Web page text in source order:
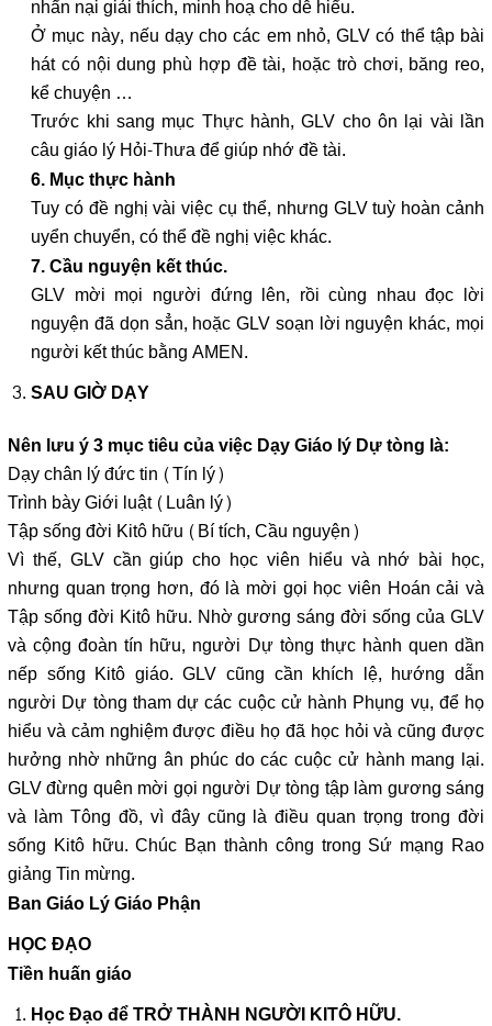
nhẩn nại giải thích, minh hoạ cho dễ hiểu.
Ở mục này, nếu dạy cho các em nhỏ, GLV có thể tập bài
hát có nội dung phù hợp đề tài, hoặc trò chơi, băng reo,
kể chuyện …
Trước khi sang mục Thực hành, GLV cho ôn lại vài lần
câu giáo lý Hỏi-Thưa để giúp nhớ đề tài.
6. Mục thực hành
Tuy có đề nghị vài việc cụ thể, nhưng GLV tuỳ hoàn cảnh
uyển chuyển, có thể đề nghị việc khác.
7. Cầu nguyện kết thúc.
GLV mời mọi người đứng lên, rồi cùng nhau đọc lời
nguyện đã dọn sẳn, hoặc GLV soạn lời nguyện khác, mọi
người kết thúc bằng AMEN.
SAU GIỜ DẠY
Nên lưu ý 3 mục tiêu của việc Dạy Giáo lý Dự tòng là:
Dạy chân lý đức tin (Tín lý)
Trình bày Giới luật (Luân lý)
Tập sống đời Kitô hữu (Bí tích, Cầu nguyện)
Vì thế, GLV cần giúp cho học viên hiểu và nhớ bài học,
nhưng quan trọng hơn, đó là mời gọi học viên Hoán cải và
Tập sống đời Kitô hữu. Nhờ gương sáng đời sống của GLV
và cộng đoàn tín hữu, người Dự tòng thực hành quen dần
nếp sống Kitô giáo. GLV cũng cần khích lệ, hướng dẫn
người Dự tòng tham dự các cuộc cử hành Phụng vụ, để họ
hiểu và cảm nghiệm được điều họ đã học hỏi và cũng được
hưởng nhờ những ân phúc do các cuộc cử hành mang lại.
GLV đừng quên mời gọi người Dự tòng tập làm gương sáng
và làm Tông đồ, vì đây cũng là điều quan trọng trong đời
sống Kitô hữu. Chúc Bạn thành công trong Sứ mạng Rao
giảng Tin mừng.
Ban Giáo Lý Giáo Phận
HỌC ĐẠO
Tiền huấn giáo
Học Đạo để TRỞ THÀNH NGƯỜI KITÔ HỮU.